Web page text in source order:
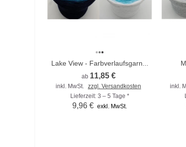
Lake View - Farbverlaufsgarn...
ab 11,85 €
inkl. MwSt. zzgl. Versandkosten
Lieferzeit: 3 – 5 Tage *
9,96 € exkl. MwSt.
inkl.